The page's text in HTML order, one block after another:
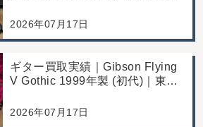
店
2026年07月17日
ギター買取実績｜Gibson Flying
V Gothic 1999年製 (初代)｜東京
2026年07月17日